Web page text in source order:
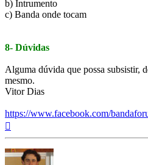
b) Intrumento
c) Banda onde tocam
8- Dúvidas
Alguma dúvida que possa subsistir,
mesmo.
Vitor Dias
https://www.facebook.com/